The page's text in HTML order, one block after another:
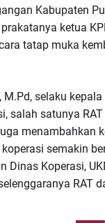
Kabupaten
ketua
tatap muka
M.Pd, selaku
salah satunya
semakin
Dinas Koperasi,
RAT